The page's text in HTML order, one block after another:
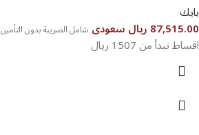
بايك
87,515.00 ريال سعودى شامل الضريبة بدون التأمين
اقساط تبدأ من 1507 ريال